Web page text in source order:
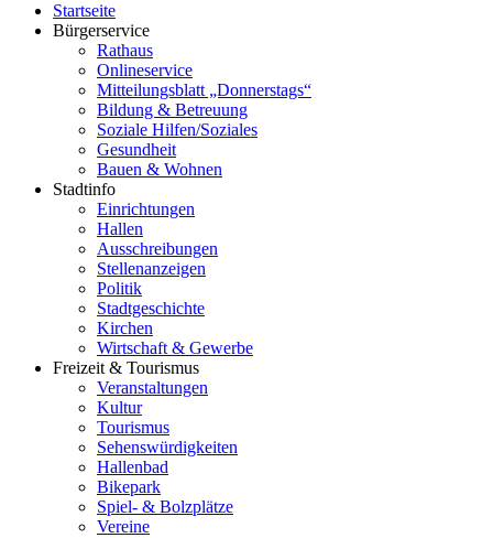
Startseite
Bürgerservice
Rathaus
Onlineservice
Mitteilungsblatt „Donnerstags“
Bildung & Betreuung
Soziale Hilfen/Soziales
Gesundheit
Bauen & Wohnen
Stadtinfo
Einrichtungen
Hallen
Ausschreibungen
Stellenanzeigen
Politik
Stadtgeschichte
Kirchen
Wirtschaft & Gewerbe
Freizeit & Tourismus
Veranstaltungen
Kultur
Tourismus
Sehenswürdigkeiten
Hallenbad
Bikepark
Spiel- & Bolzplätze
Vereine